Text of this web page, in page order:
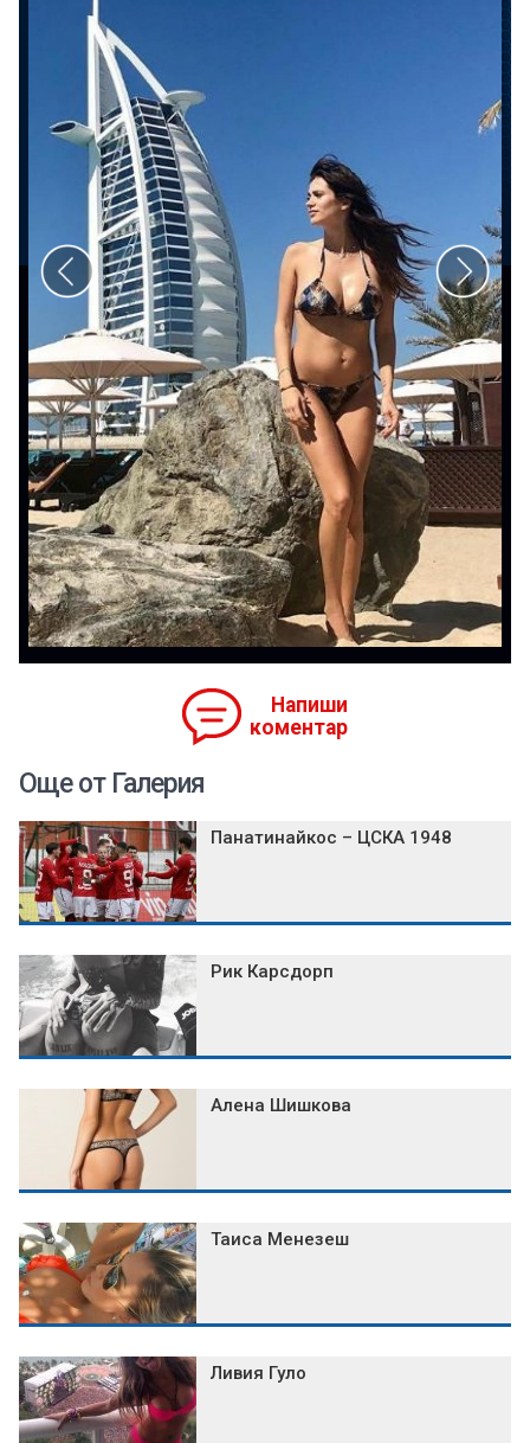
Напиши
коментар
Още от Галерия
Панатинайкос – ЦСКА 1948
Рик Карсдорп
Алена Шишкова
Таиса Менезеш
Ливия Гуло